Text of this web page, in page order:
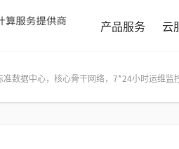
云
产品服务
准数据中心，核心骨干网络，7*24小时运维